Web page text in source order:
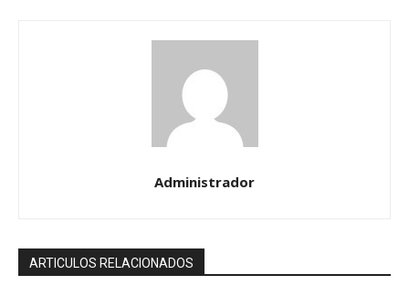
Administrador
ARTICULOS RELACIONADOS